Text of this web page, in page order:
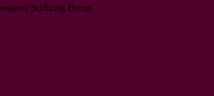
Stiftung Bonn